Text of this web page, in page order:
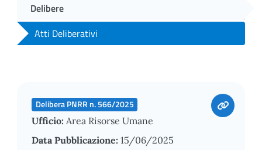
Delibere
Atti Deliberativi
Delibera PNRR n. 566/2025
Ufficio: Area Risorse Umane
Data Pubblicazione: 15/06/2025